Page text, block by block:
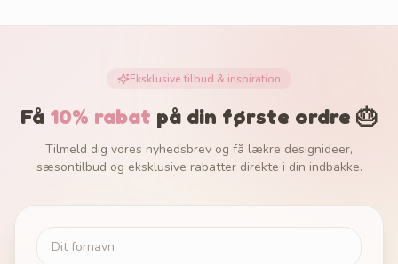
Eksklusive tilbud & inspiration
Få 10% rabat på din første ordre 🎂
Tilmeld dig vores nyhedsbrev og få lækre designideer,
sæsontilbud og eksklusive rabatter direkte i din indbakke.